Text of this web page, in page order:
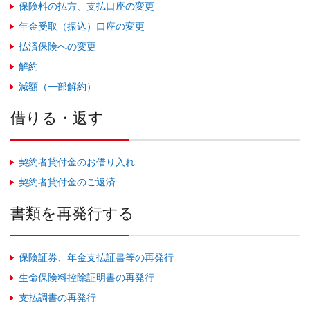
保険料の払方、支払口座の変更
年金受取（振込）口座の変更
払済保険への変更
解約
減額（一部解約）
借りる・返す
契約者貸付金のお借り入れ
契約者貸付金のご返済
書類を再発行する
保険証券、年金支払証書等の再発行
生命保険料控除証明書の再発行
支払調書の再発行